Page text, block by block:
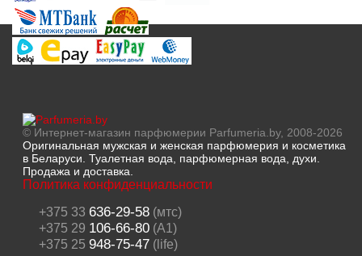
© Интернет-магазин парфюмерии Parfumeria.by, 2008-2026
Оригинальная мужская и женская парфюмерия и косметика
в Беларуси. Туалетная вода, парфюмерная вода, духи.
Продажа и доставка.
Политика конфиденциальности
+375 33 636-29-58(мтс)
+375 29 106-66-80(A1)
+375 25 948-75-47(life)